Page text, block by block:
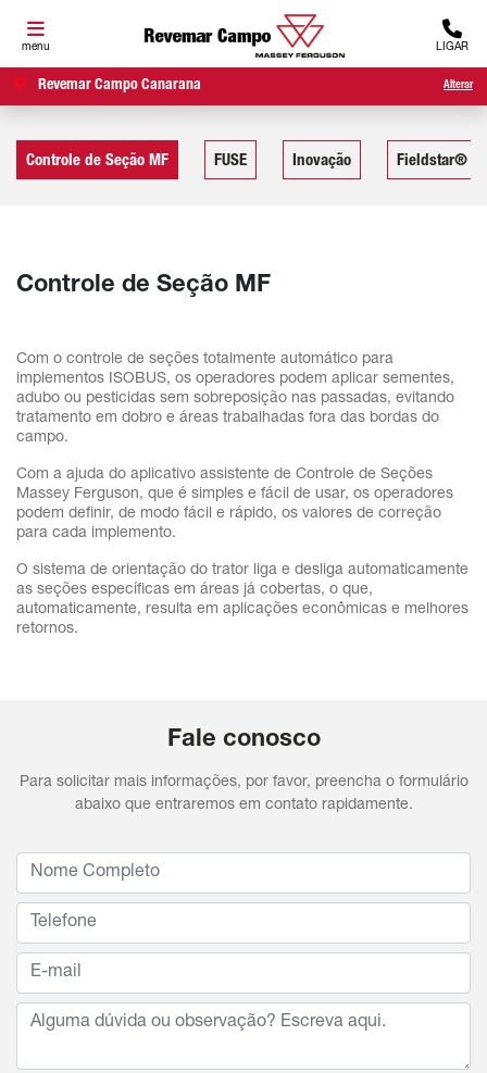
menu LIGAR
Revemar Campo Canarana Alterar
FUSE Inovação Fieldstar® II
Controle de Seção MF
Controle de Seção MF
Com o controle de seções totalmente automático para
implementos ISOBUS, os operadores podem aplicar sementes,
adubo ou pesticidas sem sobreposição nas passadas, evitando
tratamento em dobro e áreas trabalhadas fora das bordas do
campo.
Com a ajuda do aplicativo assistente de Controle de Seções
Massey Ferguson, que é simples e fácil de usar, os operadores
podem definir, de modo fácil e rápido, os valores de correção
para cada implemento.
O sistema de orientação do trator liga e desliga automaticamente
as seções específicas em áreas já cobertas, o que,
automaticamente, resulta em aplicações econômicas e melhores
retornos.
Fale conosco
Para solicitar mais informações, por favor, preencha o formulário
abaixo que entraremos em contato rapidamente.